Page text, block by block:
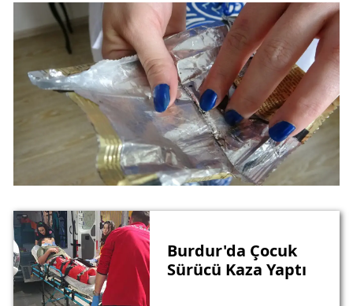
Burdur'da Çocuk
Sürücü Kaza Yaptı